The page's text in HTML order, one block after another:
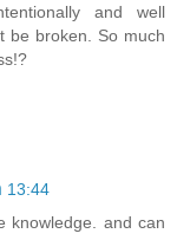
and well
be broken. So much
13:44
knowledge. and can